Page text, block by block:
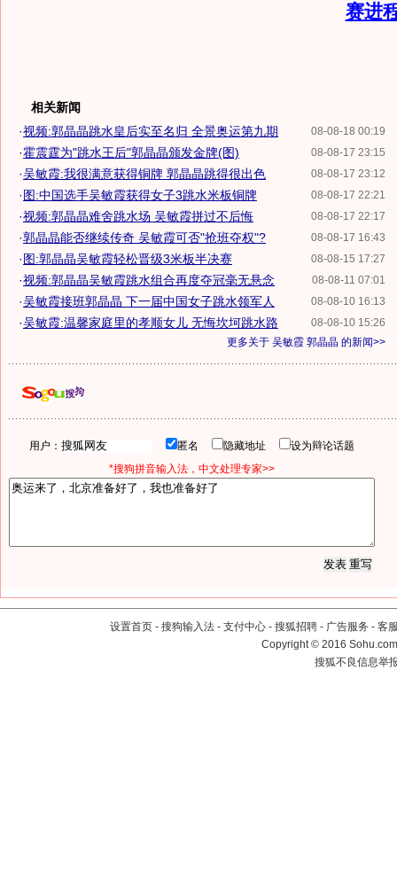
赛进
相关新闻
08-08-18 00:19
·视频:郭晶晶跳水皇后实至名归 全景奥运第九期
08-08-17 23:15
·霍震霆为"跳水王后"郭晶晶颁发金牌(图)
08-08-17 23:12
·吴敏霞:我很满意获得铜牌 郭晶晶跳得很出色
08-08-17 22:21
·图:中国选手吴敏霞获得女子3跳水米板铜牌
08-08-17 22:17
·视频:郭晶晶难舍跳水场 吴敏霞拼过不后悔
08-08-17 16:43
·郭晶晶能否继续传奇 吴敏霞可否"抢班夺权"?
08-08-15 17:27
·图:郭晶晶吴敏霞轻松晋级3米板半决赛
08-08-11 07:01
·视频:郭晶晶吴敏霞跳水组合再度夺冠毫无悬念
08-08-10 16:13
·吴敏霞接班郭晶晶 下一届中国女子跳水领军人
08-08-10 15:26
·吴敏霞:温馨家庭里的孝顺女儿 无悔坎坷跳水路
更多关于 吴敏霞 郭晶晶 的新闻>>
用户： 匿名 隐藏地址
设为辩论话题
*搜狗拼音输入法，中文处理专家>>
设置首页 - 搜狗输入法 - 支付中心 - 搜狐招聘 - 广告服务 - 客
Copyright©2016
搜狐不良信息举